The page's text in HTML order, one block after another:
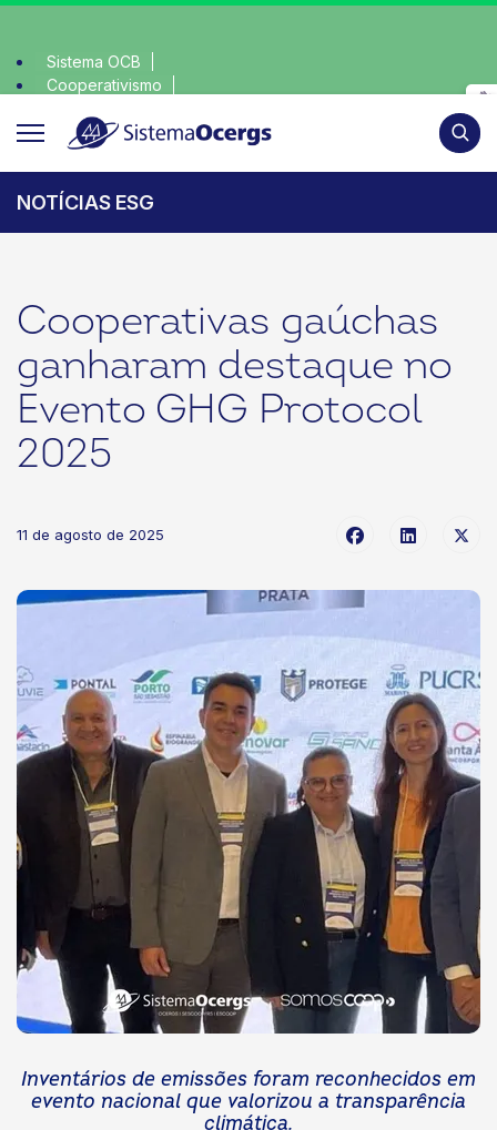
Sistema OCB
Cooperativismo
NOTÍCIAS ESG
Cooperativas gaúchas
ganharam destaque no
Evento GHG Protocol
2025
11 de agosto de 2025
Inventários de emissões foram reconhecidos em
evento nacional que valorizou a transparência
climática.